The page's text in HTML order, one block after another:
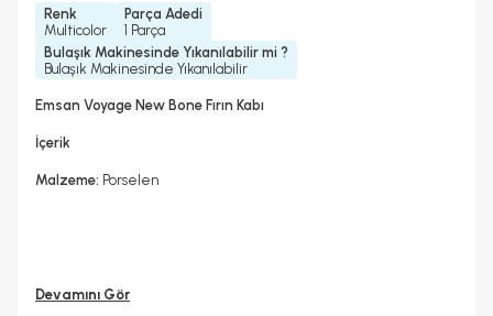
Renk
Multicolor
Parça Adedi
1 Parça
Bulaşık Makinesinde Yıkanılabilir mi ?
Bulaşık Makinesinde Yıkanılabilir
Emsan Voyage New Bone Fırın Kabı
İçerik
Malzeme: Porselen
Devamını Gör